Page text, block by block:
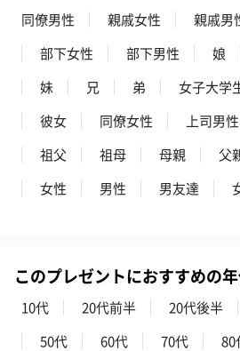
同僚男性 親戚女性 親戚男
部下女性
部下男性 娘
妹
兄 弟 女子大学
彼女
同僚女性 上司男性
祖父
祖母 母親 父
女性
男性 男友達
このプレゼントにおすすめの
10代 20代前半 20代後半
50代
60代 70代 80